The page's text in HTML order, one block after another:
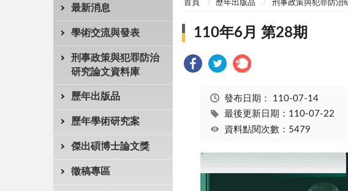
最新消息
學術交流與發表
刑事政策與犯罪防治
研究論文資料庫
歷年出版品
歷年學術研究案
傑出碩博士論文獎
徵稿專區
首頁 歷年出版品 刑事政策與犯罪防治
110年6月 第28期
發布日期： 110-07-14
最後更新日期：110-07-22
資料點閱次數：5479